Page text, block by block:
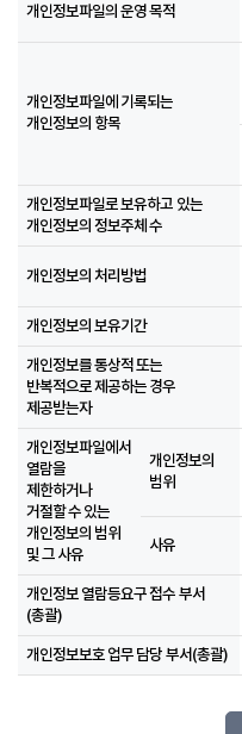
개인정보파일의 운영 목적
개인정보파일에 기록되는
개인정보의 항목
개인정보파일로 보유하고 있는
개인정보의 정보주체 수
개인정보의 처리방법
개인정보의 보유기간
개인정보를 통상적 또는
반복적으로 제공하는 경우
제공받는자
개인정보파일에서
열람을
제한하거나
거절할 수 있는
개인정보의 범위
및 그 사유
개인정보의
범위
사유
개인정보 열람등요구 접수 부서
(총괄)
개인정보보호 업무 담당 부서(총괄)